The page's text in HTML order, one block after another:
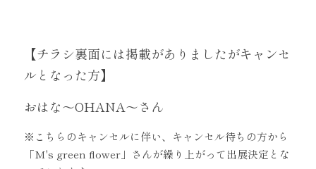
【チラシ裏面には掲載がありましたがキャンセ
ルとなった方】
おはな～OHANA～さん
※こちらのキャンセルに伴い、キャンセル待ちの方から
「M's green flower」さんが繰り上がって出展決定とな